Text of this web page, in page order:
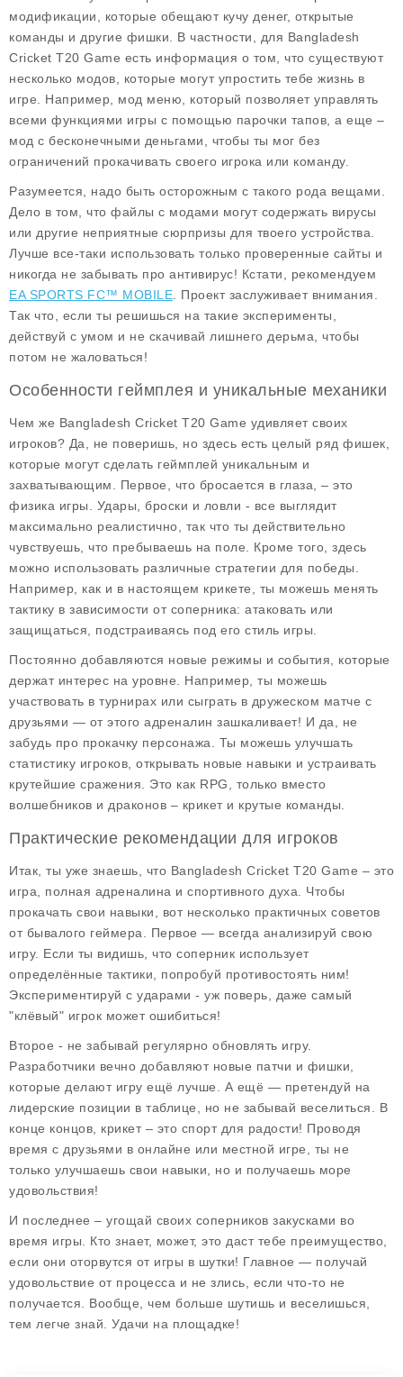
модификации, которые обещают кучу денег, открытые
команды и другие фишки. В частности, для Bangladesh
Cricket T20 Game есть информация о том, что существуют
несколько модов, которые могут упростить тебе жизнь в
игре. Например, мод меню, который позволяет управлять
всеми функциями игры с помощью парочки тапов, а еще –
мод с бесконечными деньгами, чтобы ты мог без
ограничений прокачивать своего игрока или команду.
Разумеется, надо быть осторожным с такого рода вещами.
Дело в том, что файлы с модами могут содержать вирусы
или другие неприятные сюрпризы для твоего устройства.
Лучше все-таки использовать только проверенные сайты и
никогда не забывать про антивирус! Кстати, рекомендуем
EA SPORTS FC™ MOBILE . Проект заслуживает внимания.
Так что, если ты решишься на такие эксперименты,
действуй с умом и не скачивай лишнего дерьма, чтобы
потом не жаловаться!
Особенности геймплея и уникальные механики
Чем же Bangladesh Cricket T20 Game удивляет своих
игроков? Да, не поверишь, но здесь есть целый ряд фишек,
которые могут сделать геймплей уникальным и
захватывающим. Первое, что бросается в глаза, – это
физика игры. Удары, броски и ловли - все выглядит
максимально реалистично, так что ты действительно
чувствуешь, что пребываешь на поле. Кроме того, здесь
можно использовать различные стратегии для победы.
Например, как и в настоящем крикете, ты можешь менять
тактику в зависимости от соперника: атаковать или
защищаться, подстраиваясь под его стиль игры.
Постоянно добавляются новые режимы и события, которые
держат интерес на уровне. Например, ты можешь
участвовать в турнирах или сыграть в дружеском матче с
друзьями — от этого адреналин зашкаливает! И да, не
забудь про прокачку персонажа. Ты можешь улучшать
статистику игроков, открывать новые навыки и устраивать
крутейшие сражения. Это как RPG, только вместо
волшебников и драконов – крикет и крутые команды.
Практические рекомендации для игроков
Итак, ты уже знаешь, что Bangladesh Cricket T20 Game – это
игра, полная адреналина и спортивного духа. Чтобы
прокачать свои навыки, вот несколько практичных советов
от бывалого геймера. Первое — всегда анализируй свою
игру. Если ты видишь, что соперник использует
определённые тактики, попробуй противостоять ним!
Экспериментируй с ударами - уж поверь, даже самый
"клёвый" игрок может ошибиться!
Второе - не забывай регулярно обновлять игру.
Разработчики вечно добавляют новые патчи и фишки,
которые делают игру ещё лучше. А ещё — претендуй на
лидерские позиции в таблице, но не забывай веселиться. В
конце концов, крикет – это спорт для радости! Проводя
время с друзьями в онлайне или местной игре, ты не
только улучшаешь свои навыки, но и получаешь море
удовольствия!
И последнее – угощай своих соперников закусками во
время игры. Кто знает, может, это даст тебе преимущество,
если они оторвутся от игры в шутки! Главное — получай
удовольствие от процесса и не злись, если что-то не
получается. Вообще, чем больше шутишь и веселишься,
тем легче знай. Удачи на площадке!